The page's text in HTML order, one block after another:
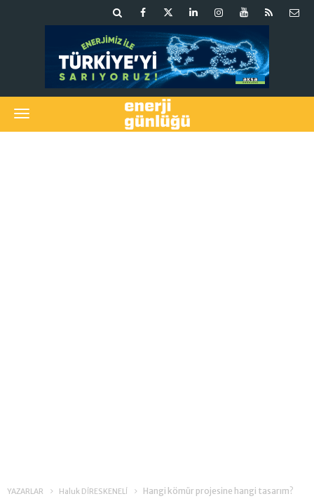
YAZARLAR Haluk DİRESKENELİ Hangi kömür projesine hangi tasarım?